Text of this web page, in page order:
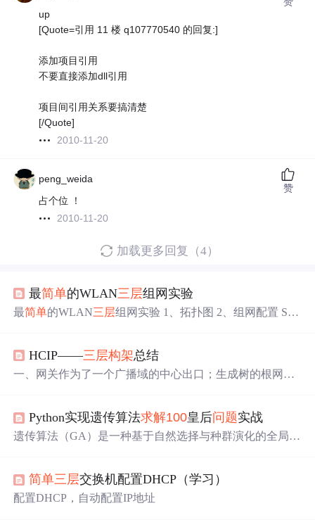
up
[Quote=引用 11 楼 q107770540 的回复:]
添加项目引用
不要直接添加dll引用
项目间引用关系要搞清楚
[/Quote]
2010-11-20
peng_weida
占个位 ！
2010-11-20
赞
加载更多回复（4）
最简单的WLAN三层组网实验
最简单的WLAN三层组网实验 1、拓扑图 2、组网配置 SW
t link-type trunk [SW1-GigabitEthernet0/0/1]port trunk pvid vlan
100
[SW1-GigabitEthernet0/0/1]port trunk allow-pas
HCIP——三层构架总结
一、网关作为了一个广播域的中心出口；生成树的根网桥
一台汇聚层设备上； 若使用基于vlan或基于分组的STP协
议来工作 三层架构中，将导致vlan间或组间通讯时对汇聚
个接口逻辑的整合为一个接口，实现带宽叠加的作用； 配
置要求： 1、 通道的对端必须为同一台设备； 2
Python实现遗传算法求解100皇后问题实战
遗传算法（GA）是一种基于自然选择与种群演化的全局优
叉操作易破坏解的合法性，而精英保留+定向变异策略反而
更稳定高效。本文聚焦GA落地关键：如何用一维排列编码
简单三层交换机配置DHCP（学习）
配置DHCP，自动配置IP地址